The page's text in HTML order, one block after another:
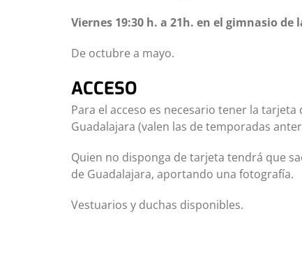
Viernes 19:30 h. a 21h. en el gimnasio
De octubre a mayo.
ACCESO
Para el acceso es necesario tener la
Guadalajara (valen las de temporadas
Quien no disponga de tarjeta tendrá que
de Guadalajara, aportando una fotografía.
Vestuarios y duchas disponibles.